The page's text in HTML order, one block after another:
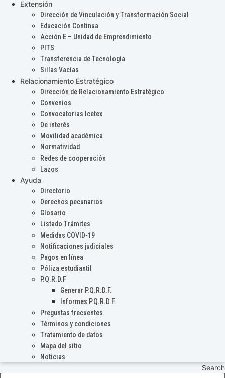
Extensión
Dirección de Vinculación y Transformación Social
Educación Continua
Acción E – Unidad de Emprendimiento
PITS
Transferencia de Tecnología
Sillas Vacías
Relacionamiento Estratégico
Dirección de Relacionamiento Estratégico
Convenios
Convocatorias Icetex
De interés
Movilidad académica
Normatividad
Redes de cooperación
Lazos
Ayuda
Directorio
Derechos pecunarios
Glosario
Listado Trámites
Medidas COVID-19
Notificaciones judiciales
Pagos en línea
Póliza estudiantil
P.Q.R.D.F
Generar P.Q.R.D.F.
Informes P.Q.R.D.F.
Preguntas frecuentes
Términos y condiciones
Tratamiento de datos
Mapa del sitio
Noticias
Search